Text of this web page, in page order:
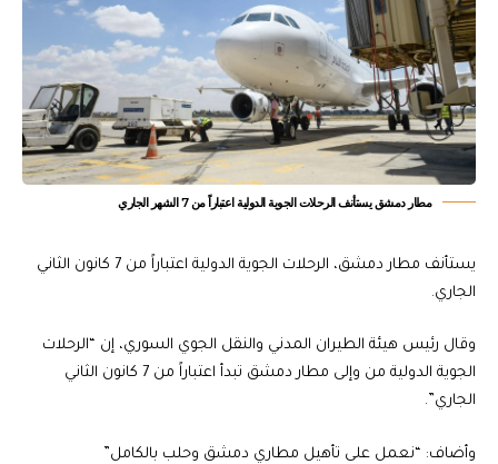
مطار دمشق يستأنف الرحلات الجوية الدولية اعتباراً من 7 الشهر الجاري
يستأنف مطار دمشق، الرحلات الجوية الدولية اعتباراً من 7 كانون الثاني
الجاري.
وقال رئيس هيئة الطيران المدني والنقل الجوي السوري، إن “الرحلات
الجوية الدولية من وإلى مطار دمشق تبدأ اعتباراً من 7 كانون الثاني
الجاري”.
وأضاف: “نعمل على تأهيل مطاري دمشق وحلب بالكامل”